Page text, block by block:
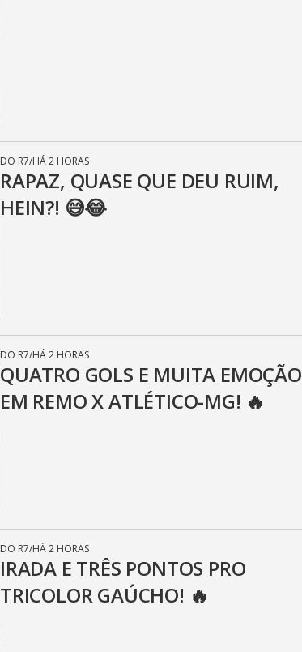
DO R7/HÁ 2 HORAS
RAPAZ, QUASE QUE DEU RUIM,
HEIN?! 😅😂⁣
DO R7/HÁ 2 HORAS
QUATRO GOLS E MUITA EMOÇÃO
EM REMO X ATLÉTICO-MG! 🔥
DO R7/HÁ 2 HORAS
IRADA E TRÊS PONTOS PRO
TRICOLOR GAÚCHO! 🔥